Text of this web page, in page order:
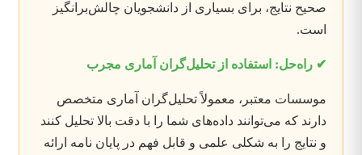
صحیح نتایج، برای بسیاری از دانشجویان چالش‌برانگیز
است.
✔ راه‌حل: استفاده از تحلیل‌گران آماری مجرب
موسسات معتبر، معمولاً تحلیل‌گران آماری متخصص
دارند که می‌توانند داده‌های شما را با دقت بالا تحلیل کنند
و نتایج را به شکلی علمی و قابل فهم در پایان نامه ارائه